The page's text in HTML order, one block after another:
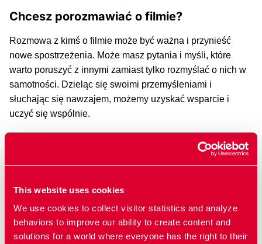
This website uses cookies
We use cookies to collect visitor statistics and analyze
behaviors to improve our ability to create content and
solutions for a world where everyone has the right to their
Chcesz porozmawiać o filmie?
Rozmowa z kimś o filmie może być ważna i przynieść
nowe spostrzeżenia. Może masz pytania i myśli, które
warto poruszyć z innymi zamiast tylko rozmyślać o nich w
samotności. Dzieląc się swoimi przemyśleniami i
słuchając się nawzajem, możemy uzyskać wsparcie i
uczyć się wspólnie.
Chcesz założyć grupę, aby porozmawiać o filmach?Oto
Filmy powiązane